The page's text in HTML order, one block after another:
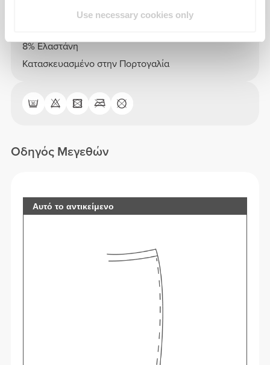
Use necessary cookies only
8% Ελαστάνη
Κατασκευασμένο στην Πορτογαλία
Οδηγός Μεγεθών
Αυτό το αντικείμενο